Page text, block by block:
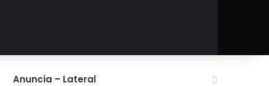
Anuncia – Lateral